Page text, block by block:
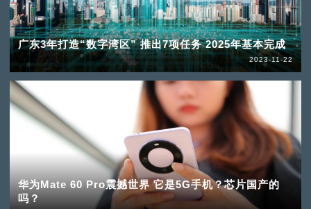
广东3年打造“数字湾区” 推出7项任务 2025年基本完成
2023-11-22
华为Mate 60 Pro震撼世界 它是5G手机？芯片国产的
吗？